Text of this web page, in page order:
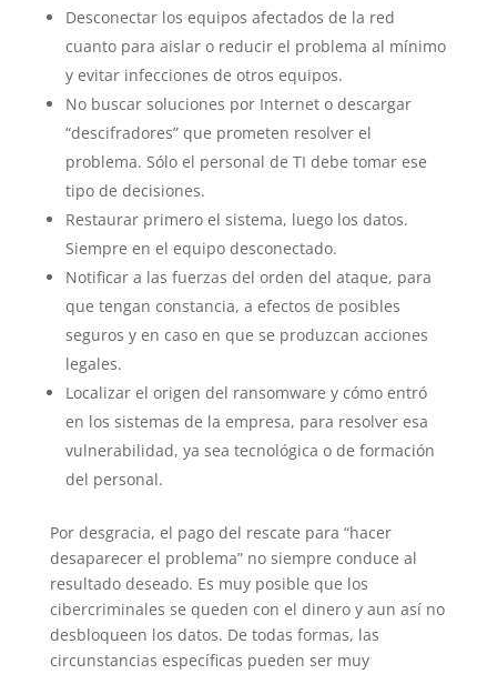
Desconectar los equipos afectados de la red
cuanto para aislar o reducir el problema al mínimo
y evitar infecciones de otros equipos.
No buscar soluciones por Internet o descargar
“descifradores” que prometen resolver el
problema. Sólo el personal de TI debe tomar ese
tipo de decisiones.
Restaurar primero el sistema, luego los datos.
Siempre en el equipo desconectado.
Notificar a las fuerzas del orden del ataque, para
que tengan constancia, a efectos de posibles
seguros y en caso en que se produzcan acciones
legales.
Localizar el origen del ransomware y cómo entró
en los sistemas de la empresa, para resolver esa
vulnerabilidad, ya sea tecnológica o de formación
del personal.
Por desgracia, el pago del rescate para “hacer
desaparecer el problema” no siempre conduce al
resultado deseado. Es muy posible que los
cibercriminales se queden con el dinero y aun así no
desbloqueen los datos. De todas formas, las
circunstancias específicas pueden ser muy